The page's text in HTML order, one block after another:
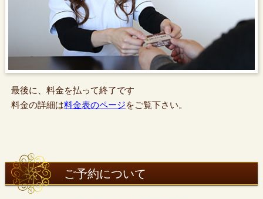
最後に、料金を払って終了です
料金の詳細は料金表のページをご覧下さい。
ご予約について